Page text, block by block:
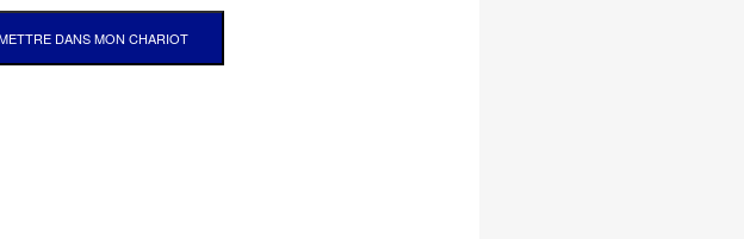
DANS MON CHARIOT